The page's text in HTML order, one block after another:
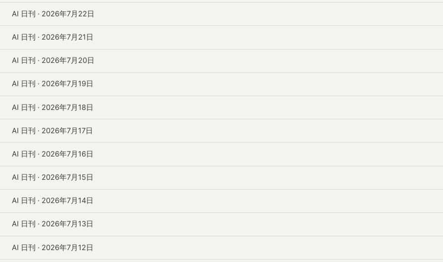
AI 日刊 · 2026年7月22日
AI 日刊 · 2026年7月21日
AI 日刊 · 2026年7月20日
AI 日刊 · 2026年7月19日
AI 日刊 · 2026年7月18日
AI 日刊 · 2026年7月17日
AI 日刊 · 2026年7月16日
AI 日刊 · 2026年7月15日
AI 日刊 · 2026年7月14日
AI 日刊 · 2026年7月13日
AI 日刊 · 2026年7月12日